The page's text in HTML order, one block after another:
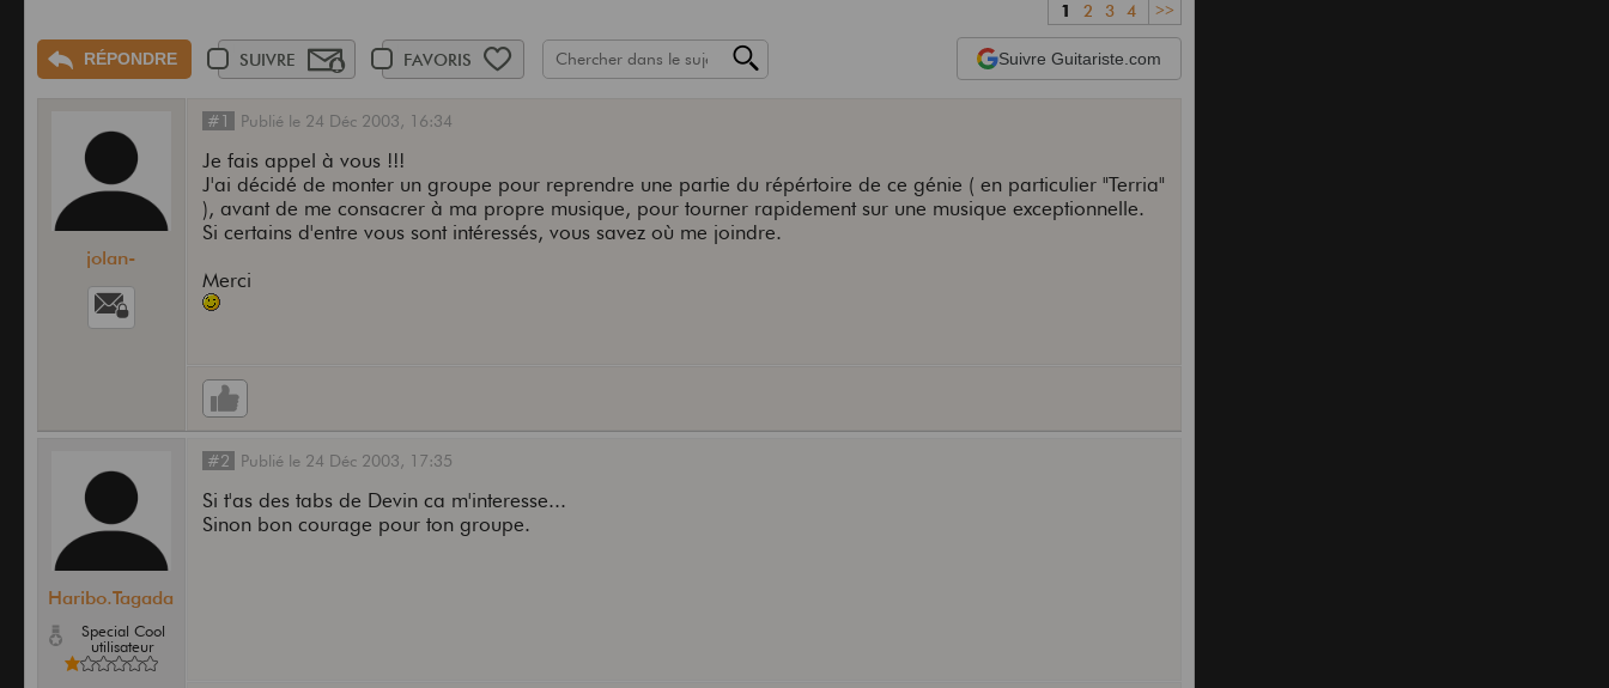
1 2 3 4 >>
RÉPONDRE SUIVRE FAVORIS Suivre Guitariste.com
jolan-
#1 Publié le 24 Déc 2003, 16:34
Je fais appel à vous !!!
J'ai décidé de monter un groupe pour reprendre une partie du répértoire de ce génie ( en particulier "Terria"
), avant de me consacrer à ma propre musique, pour tourner rapidement sur une musique exceptionnelle.
Si certains d'entre vous sont intéressés, vous savez où me joindre.
Merci
Haribo.Tagada
Special Cool
utilisateur
#2 Publié le 24 Déc 2003, 17:35
Si t'as des tabs de Devin ca m'interesse...
Sinon bon courage pour ton groupe.